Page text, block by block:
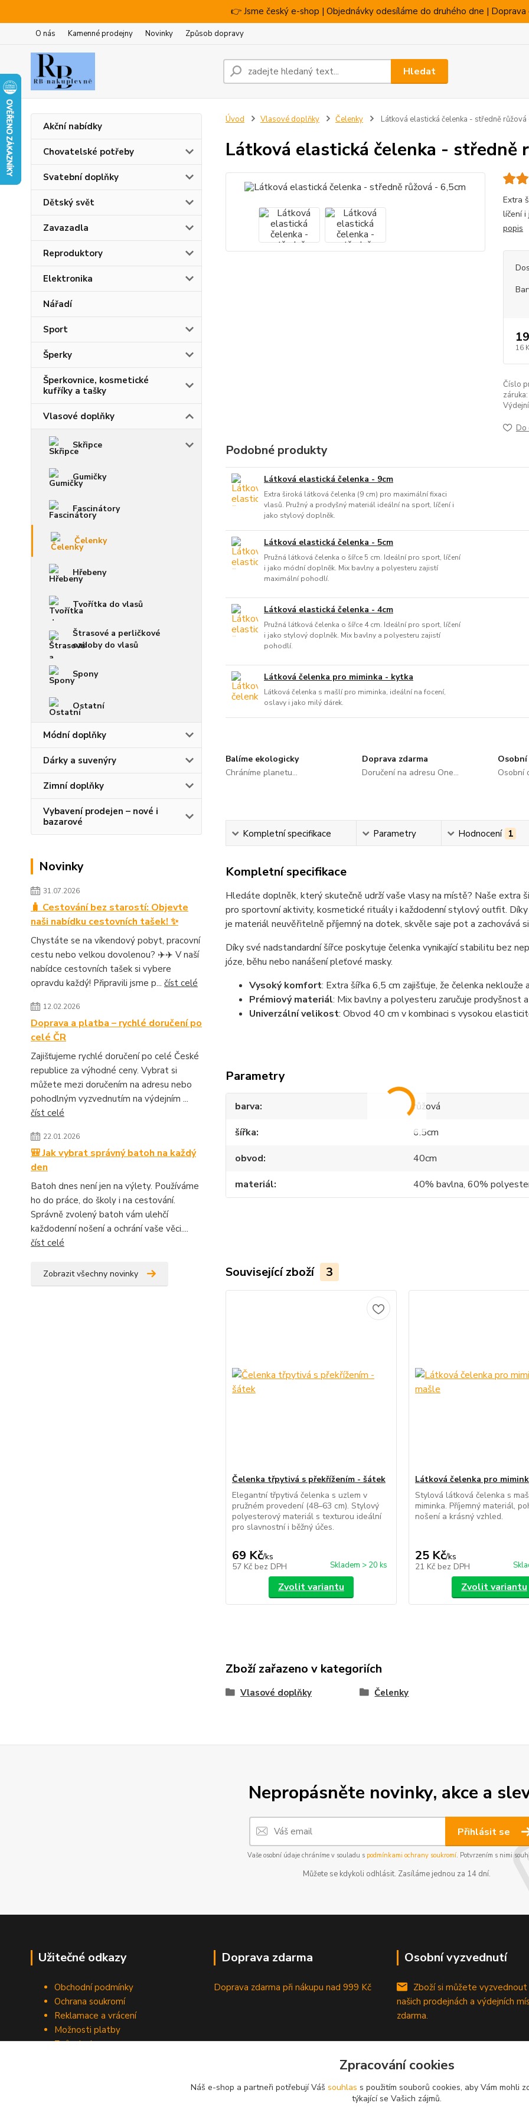
👉 Jsme český e-shop | Objednávky odesíláme do druhého dne | Doprava
O nás Kamenné prodejny Novinky Způsob dopravy
Hledat
Akční nabídky
Chovatelské potřeby
Svatební doplňky
Dětský svět
Zavazadla
Reproduktory
Elektronika
Nářadí
Sport
Šperky
Šperkovnice, kosmetické
kufříky a tašky
Vlasové doplňky
Skřipce
Gumičky
Fascinátory
Čelenky
Hřebeny
Tvořítka do vlasů
Štrasové a perličkové
ozdoby do vlasů
Spony
Ostatní
Módní doplňky
Dárky a suvenýry
Zimní doplňky
Vybavení prodejen – nové i
bazarové
Novinky
31.07.2026
🧳 Cestování bez starostí: Objevte
naši nabídku cestovních tašek! ✨
Chystáte se na víkendový pobyt, pracovní
cestu nebo velkou dovolenou? ✈️✈️ V naší
nabídce cestovních tašek si vybere
opravdu každý! Připravili jsme p... číst celé
12.02.2026
Doprava a platba – rychlé doručení po
celé ČR
Zajišťujeme rychlé doručení po celé České
republice za výhodné ceny. Vybrat si
můžete mezi doručením na adresu nebo
pohodlným vyzvednutím na výdejním ...
číst celé
22.01.2026
🎒 Jak vybrat správný batoh na každý
den
Batoh dnes není jen na výlety. Používáme
ho do práce, do školy i na cestování.
Správně zvolený batoh vám ulehčí
každodenní nošení a ochrání vaše věci....
číst celé
Zobrazit všechny novinky
Úvod Vlasové doplňky Čelenky Látková elastická čelenka - středně růžová
Látková elastická čelenka - středně
Extra
líčení i
popis
16
Číslo
záruka:
Do
Podobné produkty
Látková elastická čelenka - 9cm
Extra široká látková čelenka (9 cm) pro maximální fixaci
vlasů. Pružný a prodyšný materiál ideální na sport, líčení i
jako stylový doplněk.
Látková elastická čelenka - 5cm
Pružná látková čelenka o šířce 5 cm. Ideální pro sport, líčení
i jako módní doplněk. Mix bavlny a polyesteru zajistí
maximální pohodlí.
Látková elastická čelenka - 4cm
Pružná látková čelenka o šířce 4 cm. Ideální pro sport, líčení
i jako stylový doplněk. Mix bavlny a polyesteru zajistí
pohodlí.
Látková čelenka pro miminka - kytka
Látková čelenka s mašlí pro miminka, ideální na focení,
oslavy i jako milý dárek.
Balíme ekologicky
Chráníme planetu...
Doprava zdarma
Doručení na adresu One...
Osobní
Kompletní specifikace Parametry Hodnocení 1
Kompletní specifikace
Hledáte doplněk, který skutečně udrží vaše vlasy na místě? Naše extra
pro sportovní aktivity, kosmetické rituály i každodenní stylový outfit.
je materiál neuvěřitelně příjemný na dotek, skvěle saje pot a zachovává
Díky své nadstandardní šířce poskytuje čelenka vynikající stabilitu bez
józe, běhu nebo nanášení pleťové masky.
Vysoký komfort: Extra šířka 6,5 cm zajišťuje, že čelenka
Prémiový materiál: Mix bavlny a polyesteru zaručuje prodyšnost
Univerzální velikost: Obvod 40 cm v kombinaci s vysokou
Parametry
barva
růžová
šířka
6.5cm
obvod
40cm
materiál
40% bavlna, 60%
Související zboží 3
Čelenka třpytivá s překřížením - šátek
Elegantní třpytivá čelenka s uzlem v
pružném provedení (48–63 cm). Stylový
polyesterový materiál s texturou ideální
pro slavnostní i běžný účes.
69 Kč/ks
57 Kč bez DPH Skladem > 20 ks
Zvolit variantu
Látková čelenka pro
Stylová látková čelenka s
miminka. Příjemný materiál,
nošení a krásný vzhled.
25 Kč/ks
21 Kč bez DPH
Zvolit variantu
Zboží zařazeno v kategoriích
Vlasové doplňky Čelenky
Nepropásněte novinky, akce a
Přihlásit se
Vaše osobní údaje chráníme v souladu s podmínkami ochrany soukromí. Potvrzením s nimi
Můžete se kdykoli odhlásit. Zasíláme jednou za 14 dní.
Užitečné odkazy
Obchodní podmínky
Ochrana soukromí
Reklamace a vrácení
Možnosti platby
Způsob dopravy
Doprava zdarma
Doprava zdarma při nákupu nad 999 Kč
Osobní vyzvednutí
Zboží si můžete vyzvednout
našich prodejnách a výdejních
zdarma.
Zpracování cookies
Náš e-shop a partneři potřebují Váš souhlas s použitím souborů cookies, aby Vám mohli
týkající se Vašich zájmů.